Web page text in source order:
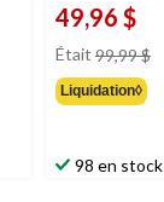
49,96 $
Était 99,99 $
Liquidation◊
98 en stock